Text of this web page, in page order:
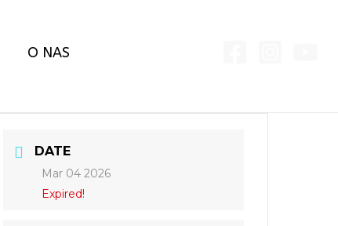
O NAS
DATE
Mar 04 2026
Expired!